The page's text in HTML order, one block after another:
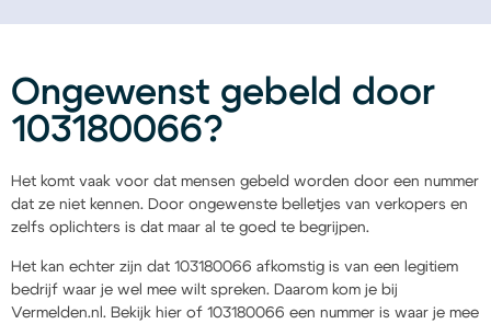
Ongewenst gebeld door
103180066?
Het komt vaak voor dat mensen gebeld worden door een nummer
dat ze niet kennen. Door ongewenste belletjes van verkopers en
zelfs oplichters is dat maar al te goed te begrijpen.
Het kan echter zijn dat 103180066 afkomstig is van een legitiem
bedrijf waar je wel mee wilt spreken. Daarom kom je bij
Vermelden.nl. Bekijk hier of 103180066 een nummer is waar je mee